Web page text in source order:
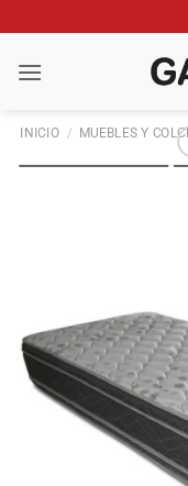
al
contenido
INICIO / MUEBLES Y